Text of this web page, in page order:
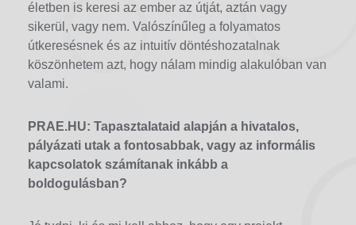
életben is keresi az ember az útját, aztán vagy
sikerül, vagy nem. Valószínűleg a folyamatos
útkeresésnek és az intuitív döntéshozatalnak
köszönhetem azt, hogy nálam mindig alakulóban van
valami.
PRAE.HU: Tapasztalataid alapján a hivatalos,
pályázati utak a fontosabbak, vagy az informális
kapcsolatok számítanak inkább a
boldogulásban?